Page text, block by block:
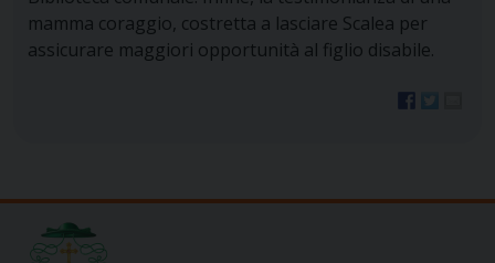
mamma coraggio, costretta a lasciare Scalea per
assicurare maggiori opportunità al figlio disabile.